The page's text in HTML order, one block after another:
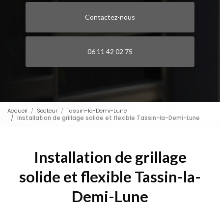
Contactez-nous
06 11 42 02 75
Accueil Secteur
Tassin-la-Demi-Lune
Installation de grillage solide et flexible Tassin-la-Demi-Lune
Installation de grillage
solide et flexible Tassin-la-
Demi-Lune